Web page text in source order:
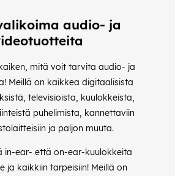
audio- ja
mitä voit tarvita audio- ja
Meillä on kaikkea digitaalisista
televisioista, kuulokkeista,
puhelimista, kannettaviin
ja paljon muuta.
in-ear- että on-ear-kuulokkeita
ja kaikkiin tarpeisiin! Meillä on